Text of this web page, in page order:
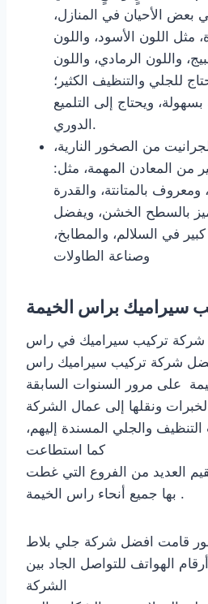
بعض الأحيان في المنازل،
مثل اللون الأسود، واللون
واللون الرمادي، واللون
للجلي والتنظيف الكثير؛
ويحتاج إلى التلميع
الدوري.
من الصخور النارية،
من المعادن المهمة، مثل:
ومعروف بالمتانتة، والقدرة
بالسطح الخشن، ويفضل
في السلالم، والمطابخ،
وصناعة الطاولات
سيراميك براس الخيمة
شركة تركيب سيراميك في راس
شركة تركيب سيراميك راس
على مرور السنوات السابقة
ونقلها إلى عمال الشركة
والجلي المسندة إليهم،
كما استطاعت
العديد من الفروع التي غطت
بها جميع أنحاء راس الخيمة .
قامت افضل شركة جلي بلاط
الهواتف للتواصل الجاد بين
الشركة